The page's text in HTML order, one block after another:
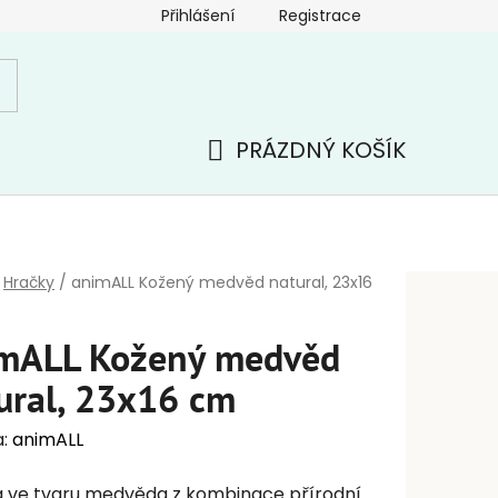
Přihlášení Registrace
PRÁZDNÝ KOŠÍK
Hračky / animALL Kožený medvěd natural, 23x16
Kožený medvěd
23x16 cm
animALL